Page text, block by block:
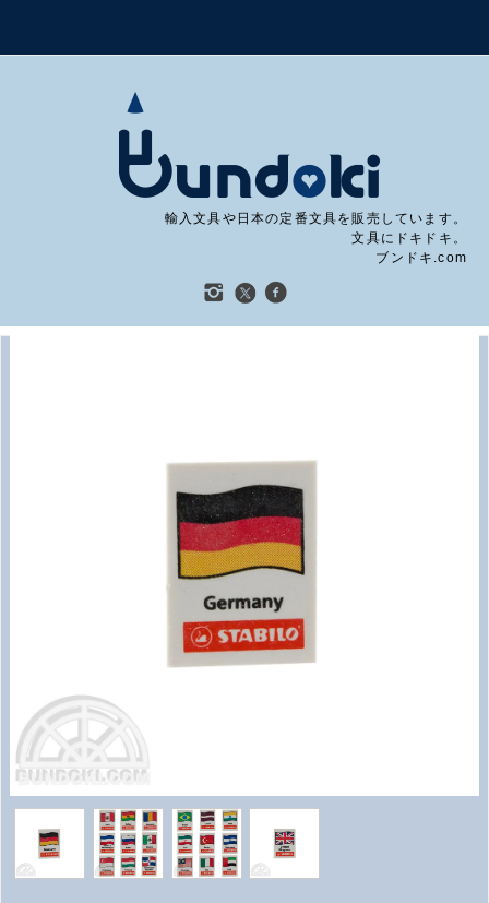
輸入文具や日本の定番文具を販売しています。
文具にドキドキ。
ブンドキ.com